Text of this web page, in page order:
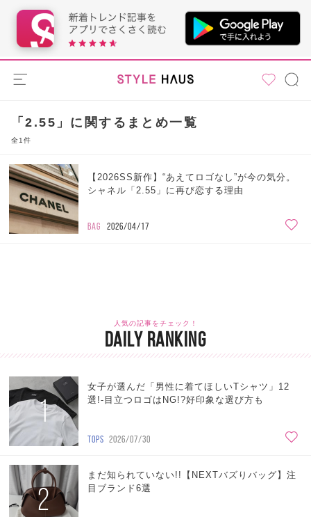
「2.55」に関するまとめ一覧
全1件
【2026SS新作】“あえてロゴなし”が今の気分。
シャネル「2.55」に再び恋する理由
BAG 2026/04/17
人気の記事をチェック！
DAILY RANKING
1
女子が選んだ「男性に着てほしいTシャツ」12
選!-目立つロゴはNG!?好印象な選び方も
TOPS 2026/07/30
2
まだ知られていない!!【NEXTバズりバッグ】注
目ブランド6選